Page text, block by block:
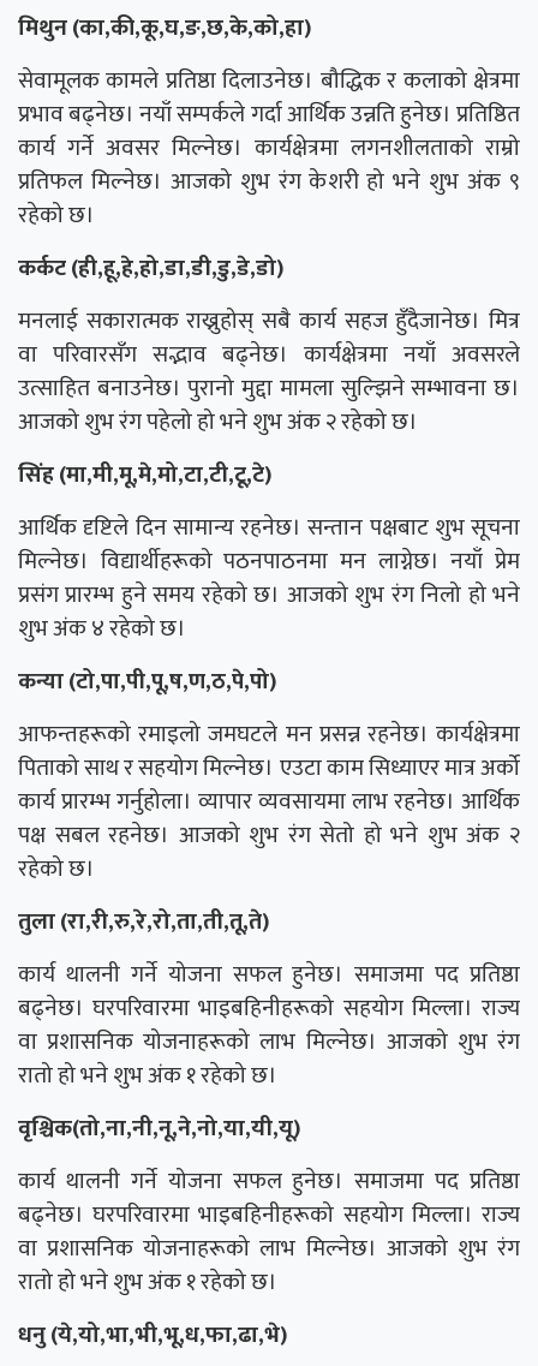
मिथुन (का,की,कू,घ,ङ,छ,के,को,हा)
सेवामूलक कामले प्रतिष्ठा दिलाउनेछ। बौद्धिक र कलाको क्षेत्रमा
प्रभाव बढ्नेछ। नयाँ सम्पर्कले गर्दा आर्थिक उन्नति हुनेछ। प्रतिष्ठित
कार्य गर्ने अवसर मिल्नेछ। कार्यक्षेत्रमा लगनशीलताको राम्रो
प्रतिफल मिल्नेछ। आजको शुभ रंग केशरी हो भने शुभ अंक ९
रहेको छ।
कर्कट (ही,हू,हे,हो,डा,डी,डु,डे,डो)
मनलाई सकारात्मक राख्नुहोस् सबै कार्य सहज हुँदैजानेछ। मित्र
वा परिवारसँग सद्भाव बढ्नेछ। कार्यक्षेत्रमा नयाँ अवसरले
उत्साहित बनाउनेछ। पुरानो मुद्दा मामला सुल्झिने सम्भावना छ।
आजको शुभ रंग पहेलो हो भने शुभ अंक २ रहेको छ।
सिंह (मा,मी,मू,मे,मो,टा,टी,टू,टे)
आर्थिक दृष्टिले दिन सामान्य रहनेछ। सन्तान पक्षबाट शुभ सूचना
मिल्नेछ। विद्यार्थीहरूको पठनपाठनमा मन लाग्नेछ। नयाँ प्रेम
प्रसंग प्रारम्भ हुने समय रहेको छ। आजको शुभ रंग निलो हो भने
शुभ अंक ४ रहेको छ।
कन्या (टो,पा,पी,पू,ष,ण,ठ,पे,पो)
आफन्तहरूको रमाइलो जमघटले मन प्रसन्न रहनेछ। कार्यक्षेत्रमा
पिताको साथ र सहयोग मिल्नेछ। एउटा काम सिध्याएर मात्र अर्को
कार्य प्रारम्भ गर्नुहोला। व्यापार व्यवसायमा लाभ रहनेछ। आर्थिक
पक्ष सबल रहनेछ। आजको शुभ रंग सेतो हो भने शुभ अंक २
रहेको छ।
तुला (रा,री,रु,रे,रो,ता,ती,तू,ते)
कार्य थालनी गर्ने योजना सफल हुनेछ। समाजमा पद प्रतिष्ठा
बढ्नेछ। घरपरिवारमा भाइबहिनीहरूको सहयोग मिल्ला। राज्य
वा प्रशासनिक योजनाहरूको लाभ मिल्नेछ। आजको शुभ रंग
रातो हो भने शुभ अंक १ रहेको छ।
वृश्चिक(तो,ना,नी,नू,ने,नो,या,यी,यू)
कार्य थालनी गर्ने योजना सफल हुनेछ। समाजमा पद प्रतिष्ठा
बढ्नेछ। घरपरिवारमा भाइबहिनीहरूको सहयोग मिल्ला। राज्य
वा प्रशासनिक योजनाहरूको लाभ मिल्नेछ। आजको शुभ रंग
रातो हो भने शुभ अंक १ रहेको छ।
धनु (ये,यो,भा,भी,भू,ध,फा,ढा,भे)